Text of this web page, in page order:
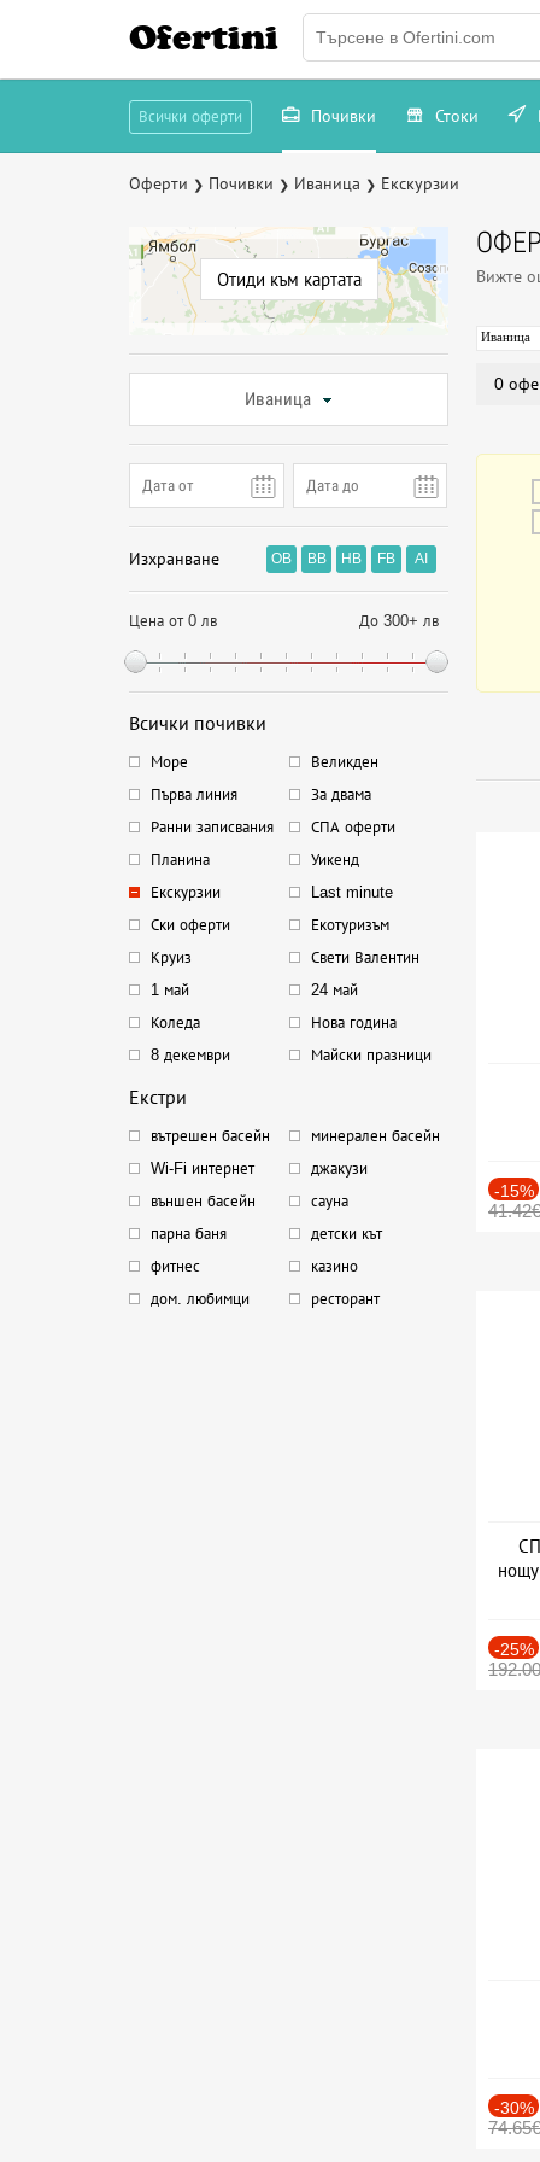
Ofertini
Всички оферти Почивки Стоки
Оферти ❯ Почивки ❯ Иваница ❯ Екскурзии
Отиди към картата
Иваница
Изхранване OB BB HB FB AI
Цена от 0 лв До 300+ лв
Всички почивки
Море
Великден
Първа линия
За двама
Ранни записвания
СПА оферти
Планина
Уикенд
Екскурзии
Last minute
Ски оферти
Екотуризъм
Круиз
Свети Валентин
1 май
24 май
Коледа
Нова година
8 декември
Майски празници
Екстри
вътрешен басейн
минерален басейн
Wi-Fi интернет
джакузи
външен басейн
сауна
парна баня
детски кът
фитнес
казино
дом. любимци
ресторант
Вижте
Иваница
0
-15%
41.42€
-25%
-30%
74.65€